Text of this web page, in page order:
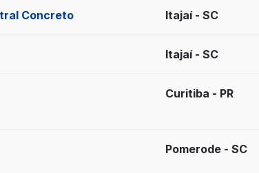
Concreto Itajaí - SC
Itajaí - SC
Curitiba - PR
Pomerode - SC